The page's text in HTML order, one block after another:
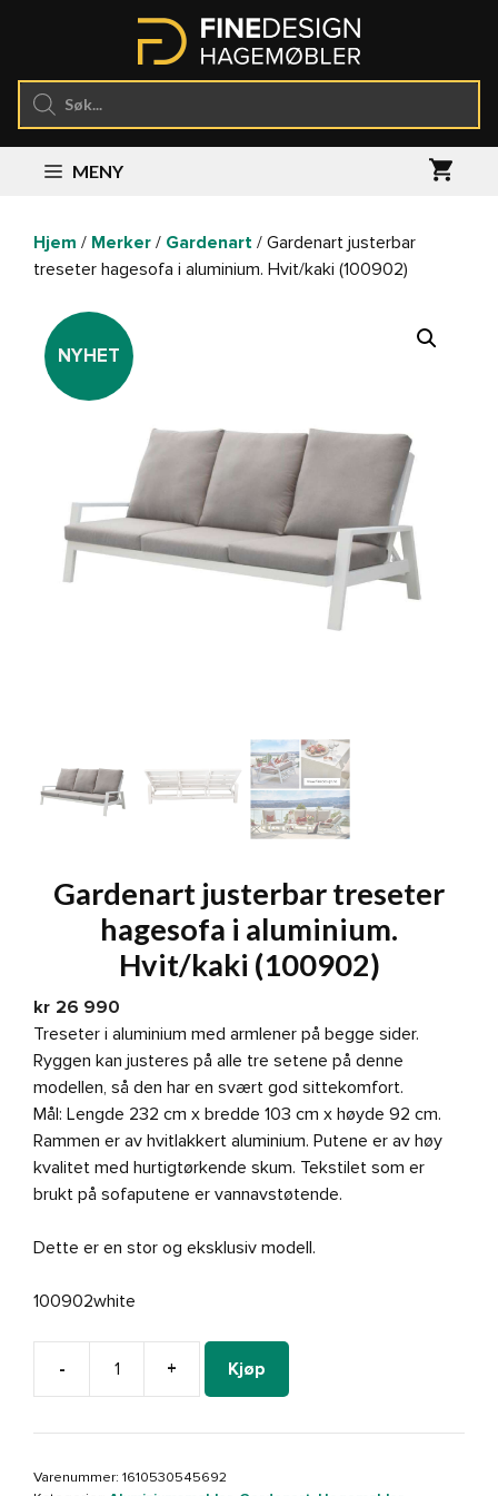
Products
search
MENY
Hjem / Merker / Gardenart / Gardenart justerbar
treseter hagesofa i aluminium. Hvit/kaki (100902)
NYHET
Gardenart justerbar treseter
hagesofa i aluminium.
Hvit/kaki (100902)
kr 26 990
Treseter i aluminium med armlener på begge sider.
Ryggen kan justeres på alle tre setene på denne
modellen, så den har en svært god sittekomfort.
Mål: Lengde 232 cm x bredde 103 cm x høyde 92 cm.
Rammen er av hvitlakkert aluminium. Putene er av høy
kvalitet med hurtigtørkende skum. Tekstilet som er
brukt på sofaputene er vannavstøtende.
Dette er en stor og eksklusiv modell.
100902white
-
Gardenart
treseter
i
+ Kjøp
Varenummer: 1610530545692